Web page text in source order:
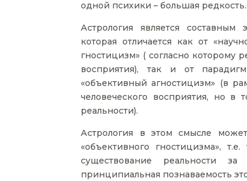
одной психики – большая
Астрология является
которая отличается как от
гностицизм» ( согласно которому
восприятия), так и от
«объективный агностицизм» (в
человеческого восприятия, но в
реальности).
Астрология в этом смысле
«объективного гностицизма»,
существование реальности за
принципиальная познаваемость